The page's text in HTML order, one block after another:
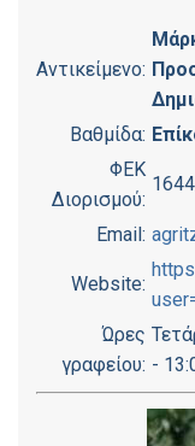
Αντικείμενο:
Βαθμίδα:
ΦΕΚ
Διορισμού:
Email:
Website:
Ώρες
γραφείου: -